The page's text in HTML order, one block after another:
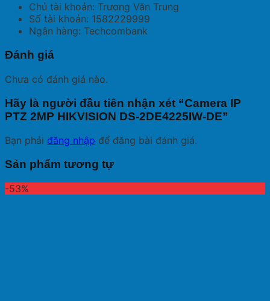
Chủ tài khoản: Trương Văn Trung
Số tài khoản: 1582229999
Ngân hàng: Techcombank
Đánh giá
Chưa có đánh giá nào.
Hãy là người đầu tiên nhận xét “Camera IP
PTZ 2MP HIKVISION DS-2DE4225IW-DE”
Bạn phải đăng nhập để đăng bài đánh giá.
Sản phẩm tương tự
-53%